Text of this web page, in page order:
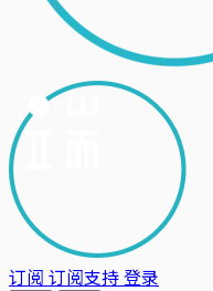
订阅 订阅支持登录